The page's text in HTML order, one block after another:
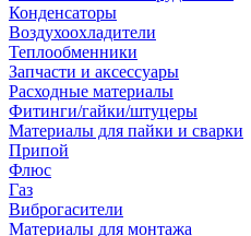
Конденсаторы
Воздухоохладители
Теплообменники
Запчасти и аксессуары
Расходные материалы
Фитинги/гайки/штуцеры
Материалы для пайки и сварки
Припой
Флюс
Газ
Виброгасители
Материалы для монтажа